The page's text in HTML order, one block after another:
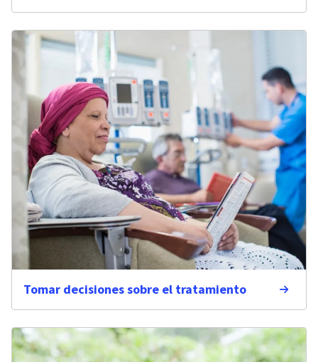
Tomar decisiones sobre el tratamiento